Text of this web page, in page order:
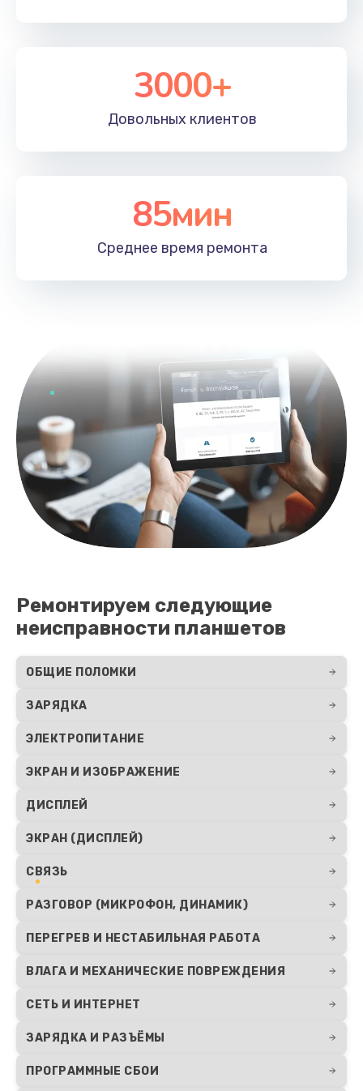
3000+
Довольных клиентов
85мин
Среднее время ремонта
Ремонтируем следующие
неисправности планшетов
ОБЩИЕ ПОЛОМКИ
ЗАРЯДКА
ЭЛЕКТРОПИТАНИЕ
ЭКРАН И ИЗОБРАЖЕНИЕ
ДИСПЛЕЙ
ЭКРАН (ДИСПЛЕЙ)
СВЯЗЬ
РАЗГОВОР (МИКРОФОН, ДИНАМИК)
ПЕРЕГРЕВ И НЕСТАБИЛЬНАЯ РАБОТА
ВЛАГА И МЕХАНИЧЕСКИЕ ПОВРЕЖДЕНИЯ
СЕТЬ И ИНТЕРНЕТ
ЗАРЯДКА И РАЗЪЁМЫ
ПРОГРАММНЫЕ СБОИ